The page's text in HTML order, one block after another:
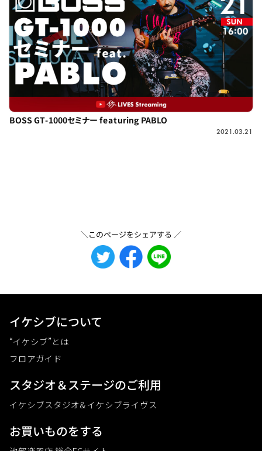
BOSS GT-1000セミナー featuring PABLO
2021.03.21
＼このページをシェアする ／
イケシブについて
“イケシブ”とは
フロアガイド
スタジオ＆ステージのご利⽤
イケシブスタジオ& イケシブライヴス
お買いものをする